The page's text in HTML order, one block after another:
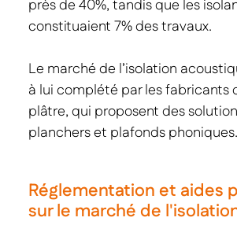
près de 40%, tandis que les
constituaient 7% des travaux.
Le marché de l’isolation
à lui complété par les fabricants
plâtre, qui proposent des
planchers et plafonds phoniques.
Réglementation et aides
sur le marché de